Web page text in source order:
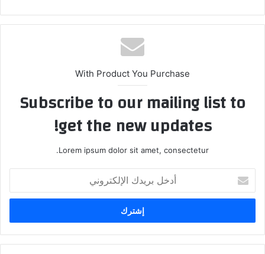
With Product You Purchase
Subscribe to our mailing list to
get the new updates!
Lorem ipsum dolor sit amet, consectetur.
بريدك
الإلكتروني